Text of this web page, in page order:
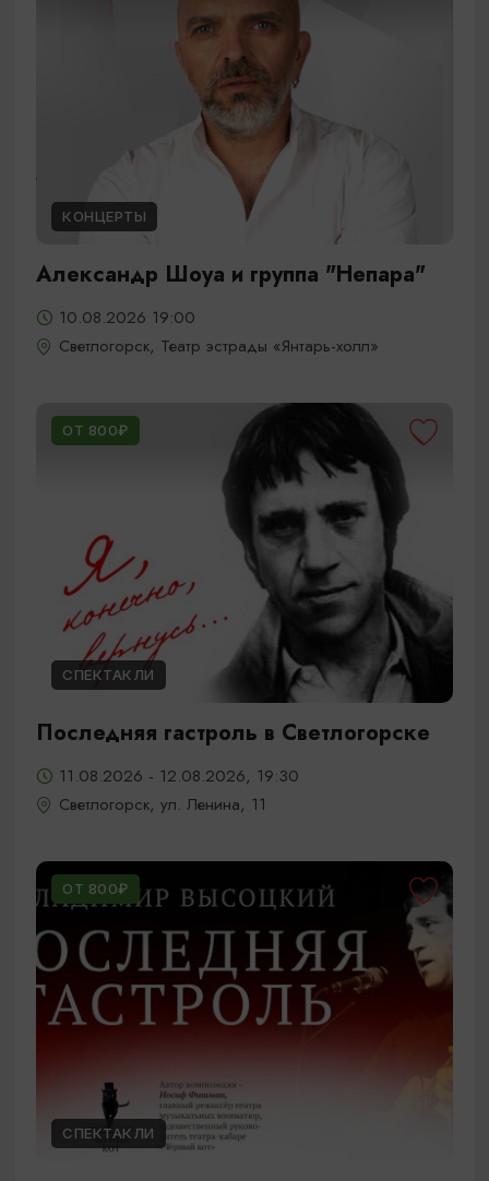
КОНЦЕРТЫ
Александр Шоуа и группа "Непара"
10.08.2026 19:00
Светлогорск, Театр эстрады «Янтарь-холл»
ОТ 800₽
СПЕКТАКЛИ
Последняя гастроль в Светлогорске
11.08.2026 - 12.08.2026, 19:30
Светлогорск, ул. Ленина, 11
ОТ 800₽
СПЕКТАКЛИ